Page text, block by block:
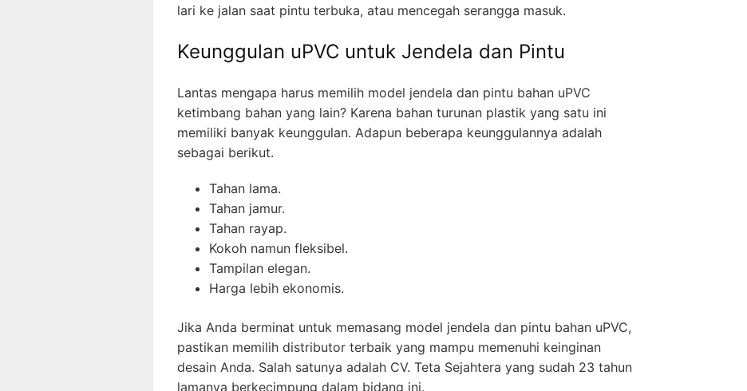
lari ke jalan saat pintu terbuka, atau mencegah serangga masuk.
Keunggulan uPVC untuk Jendela dan Pintu
Lantas mengapa harus memilih model jendela dan pintu bahan uPVC
ketimbang bahan yang lain? Karena bahan turunan plastik yang satu ini
memiliki banyak keunggulan. Adapun beberapa keunggulannya adalah
sebagai berikut.
Tahan lama.
Tahan jamur.
Tahan rayap.
Kokoh namun fleksibel.
Tampilan elegan.
Harga lebih ekonomis.
Jika Anda berminat untuk memasang model jendela dan pintu bahan uPVC,
pastikan memilih distributor terbaik yang mampu memenuhi keinginan
desain Anda. Salah satunya adalah CV. Teta Sejahtera yang sudah 23 tahun
lamanya berkecimpung dalam bidang ini.